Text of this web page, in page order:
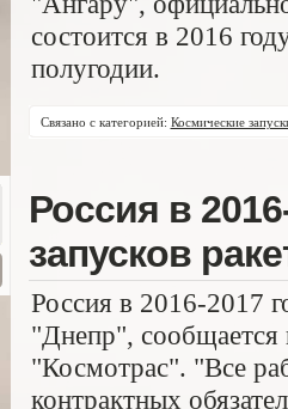
состоится в 2016
полугодии.
Связано с категорией: Космические
Россия в
запусков
Россия в 2016-2017
"Днепр", сообщается
"Космотрас". "Все
контрактных